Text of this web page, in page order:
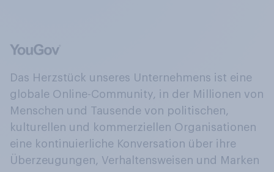
Das Herzstück unseres Unternehmens ist eine
globale Online-Community, in der Millionen von
Menschen und Tausende von politischen,
kulturellen und kommerziellen Organisationen
eine kontinuierliche Konversation über ihre
Überzeugungen, Verhaltensweisen und Marken